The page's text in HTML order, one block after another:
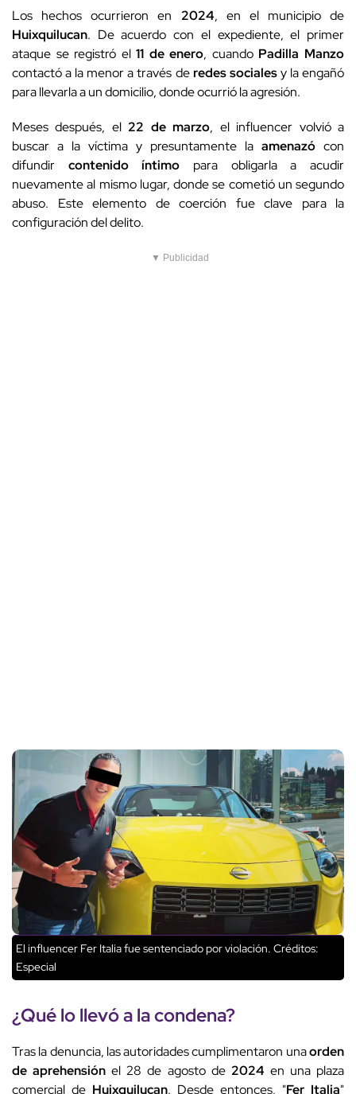
Los hechos ocurrieron en 2024, en el municipio de
Huixquilucan. De acuerdo con el expediente, el primer
ataque se registró el11 de enero, cuando Padilla Manzo
contactó a la menor a través deredes socialesy la engañó
para llevarla a un domicilio, donde ocurrió la agresión.
Meses después, el 22 de marzo, el influencer volvió a
buscar a la víctima y presuntamente la amenazó con
difundir contenido íntimo para obligarla a acudir
nuevamente al mismo lugar, donde se cometió un segundo
abuso. Este elemento de coerción fue clave para la
configuración del delito.
▼ Publicidad
El influencer Fer Italia fue sentenciado por violación. Créditos:
Especial
¿Qué lo llevó a la condena?
Tras la denuncia, las autoridades cumplimentaron unaorden
de aprehensión el 28 de agosto de 2024 en una plaza
comercial de Huixquilucan. Desde entonces, "Fer Italia"